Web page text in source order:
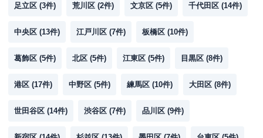
足立区 (3件) 荒川区 (2件) 文京区 (5件) 千代田区 (14件)
中央区 (13件) 江戸川区 (7件) 板橋区 (10件)
葛飾区 (5件) 北区 (5件) 江東区 (5件) 目黒区 (8件)
港区 (17件) 中野区 (5件) 練馬区 (10件) 大田区 (8件)
世田谷区 (14件) 渋谷区 (7件) 品川区 (9件)